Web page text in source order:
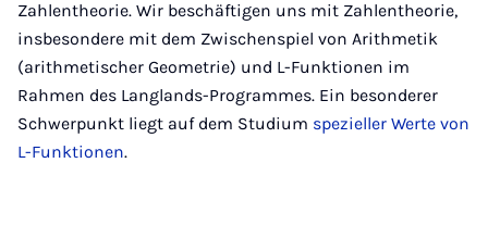
Zahlentheorie. Wir beschäftigen uns mit Zahlentheorie,
insbesondere mit dem Zwischenspiel von Arithmetik
(arithmetischer Geometrie) und L-Funktionen im
Rahmen des Langlands-Programmes. Ein besonderer
Schwerpunkt liegt auf dem Studium spezieller Werte von
L-Funktionen.